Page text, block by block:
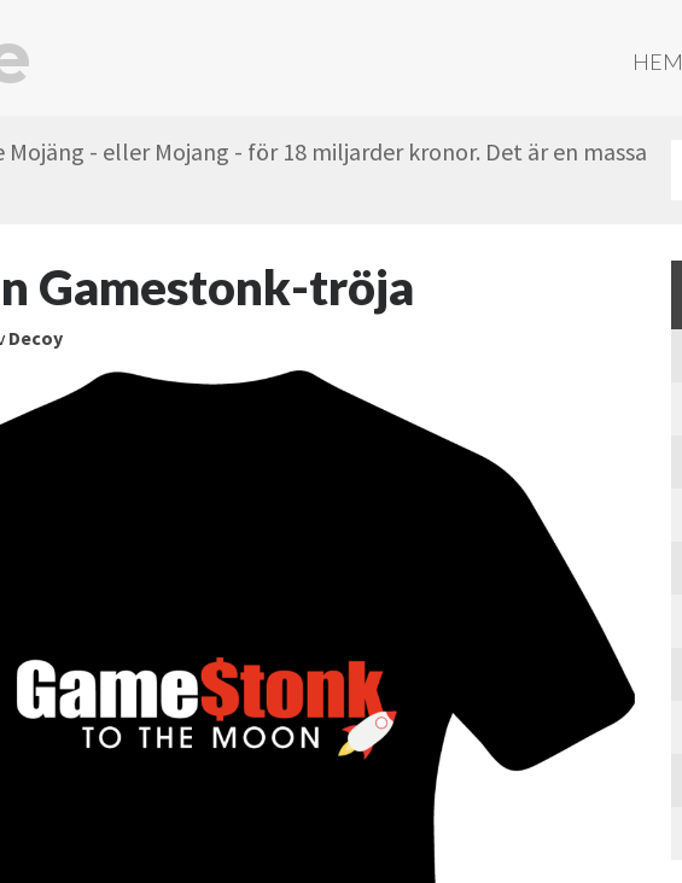
HEM
- eller Mojang - för 18 miljarder kronor. Det är en massa
Gamestonk-tröja
Decoy